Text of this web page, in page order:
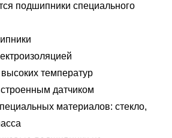
подшипники специального
температур
датчиком
материалов: стекло,